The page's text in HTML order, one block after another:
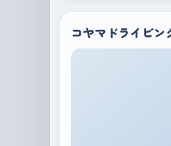
コヤマドライビン